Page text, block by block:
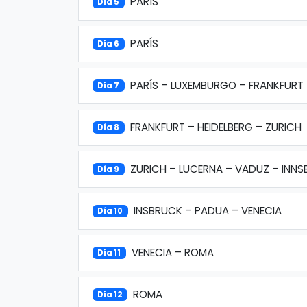
Día 6 PARÍS
Día 7 PARÍS – LUXEMBURGO – FRANKFURT
Día 8 FRANKFURT – HEIDELBERG – ZURICH
Día 9 ZURICH – LUCERNA – VADUZ –
Día 10 INSBRUCK – PADUA – VENECIA
Día 11 VENECIA – ROMA
Día 12 ROMA